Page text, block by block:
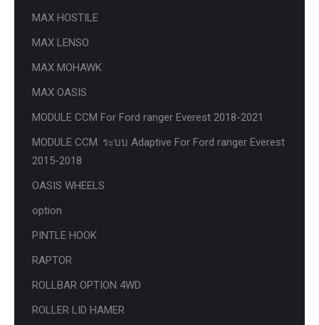
MAX HOSTILE
MAX LENSO
MAX MOHAWK
MAX OASIS
MODULE CCM For Ford ranger Everest 2018-2021
MODULE CCM. ระบบ Adaptive For Ford ranger Everest
2015-2018
OASIS WHEELS
option
PINTLE HOOK
RAPTOR
ROLLBAR OPTION 4WD
ROLLER LID HAMER